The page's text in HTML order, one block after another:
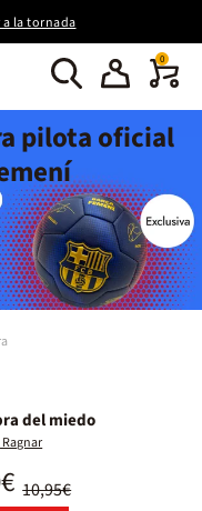
la tornada
0
pilota oficial
del miedo
10,95€